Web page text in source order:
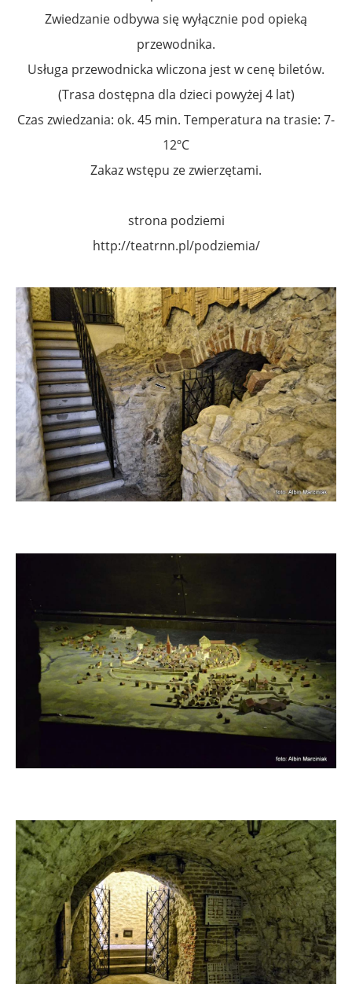
Zwiedzanie odbywa się wyłącznie pod opieką
przewodnika.
Usługa przewodnicka wliczona jest w cenę biletów.
(Trasa dostępna dla dzieci powyżej 4 lat)
Czas zwiedzania: ok. 45 min. Temperatura na trasie: 7-
12ºC
Zakaz wstępu ze zwierzętami.
strona podziemi
http://teatrnn.pl/podziemia/